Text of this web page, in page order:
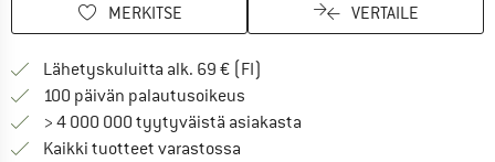
MERKITSE VERTAILE
Lähetyskuluitta alk. 69 € (FI)
100 päivän palautusoikeus
> 4 000 000 tyytyväistä asiakasta
Kaikki tuotteet varastossa